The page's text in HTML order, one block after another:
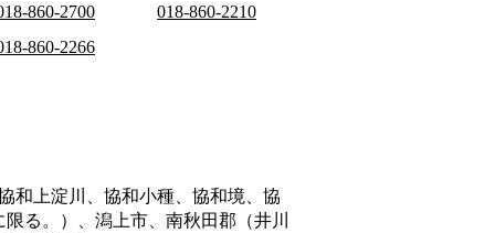
860-2700
018-860-2210
860-2266
和上淀川、協和小種、協和境、協
る。）、潟上市、南秋田郡（井川